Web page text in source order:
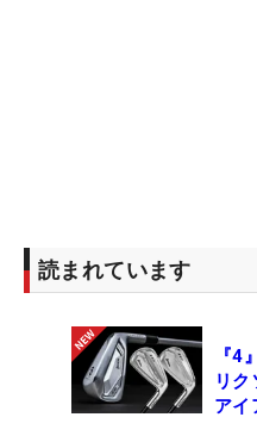
読まれています
『4
リ
アイ